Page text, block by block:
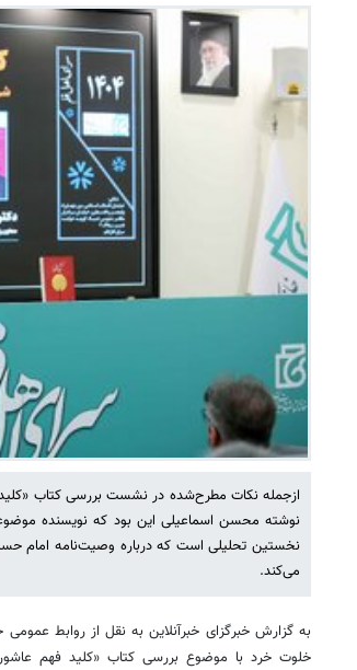
ازجمله نکات مطرح‌شده در نشست بررسی کتاب
نوشته محسن اسماعیلی این بود که نویسنده
نخستین تحلیلی است که درباره وصیت‌نامه امام
می‌کند.
به گزارش خبرگزای خبرآنلاین به نقل از روابط
خلوت خرد با موضوع بررسی کتاب «کلید فهم